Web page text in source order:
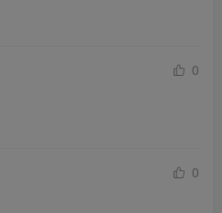
0
0